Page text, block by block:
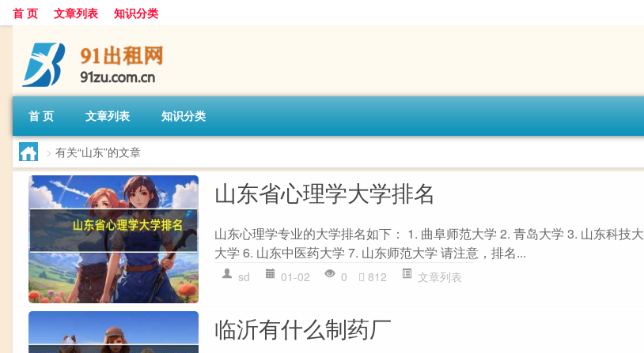
首 页 文章列表 知识分类
首 页 文章列表 知识分类
> 有关“山东”的文章
山东省心理学大学排名
山东心理学专业的大学排名如下： 1. 曲阜师范大学 2. 青岛大学 3. 山东科技
大学 6. 山东中医药大学 7. 山东师范大学 请注意，排名...
sd 01-02 0 812 文章列表
临沂有什么制药厂